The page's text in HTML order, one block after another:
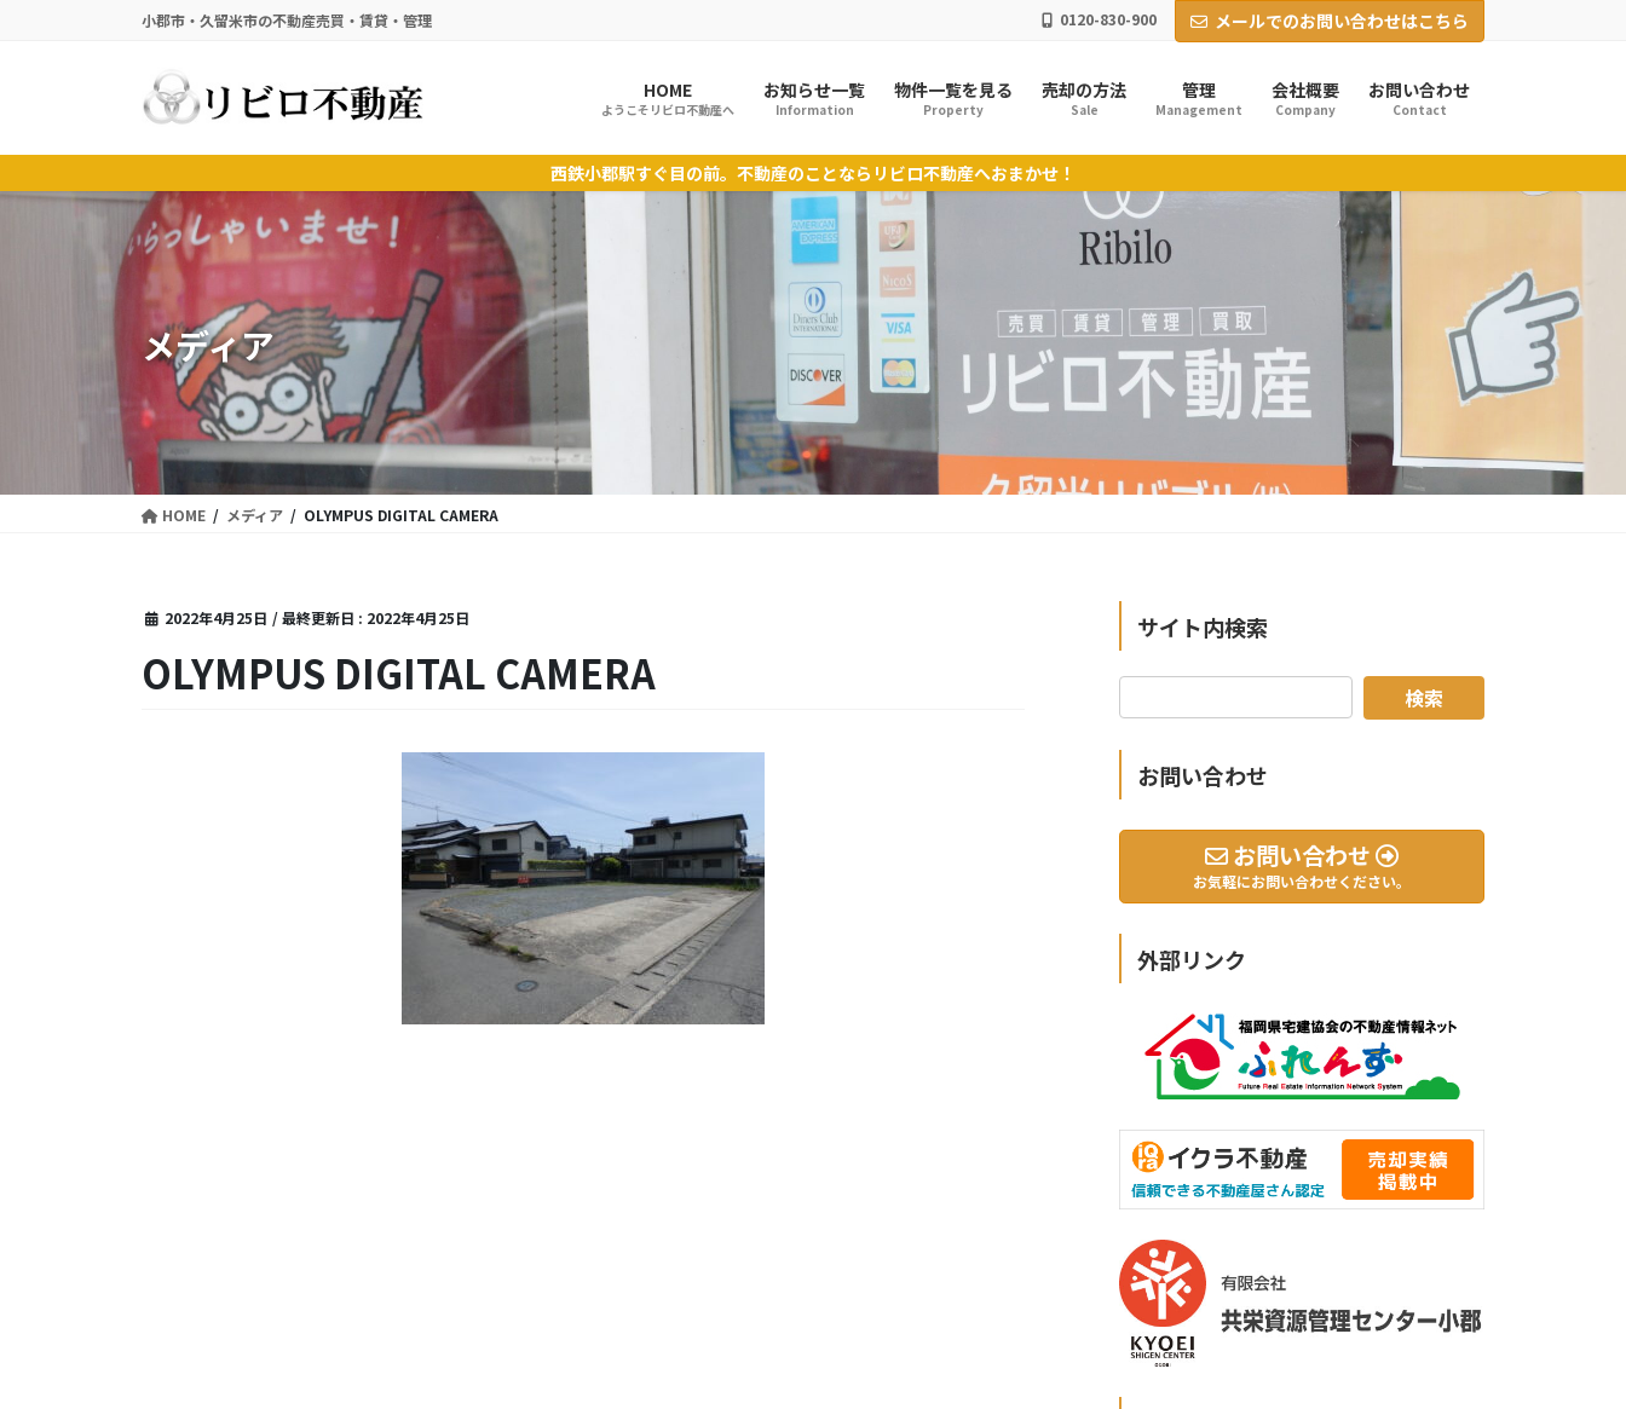
に
移
ョ
ン
小郡市・久留米市の不動産売買・賃貸・管理 0120-830-900 メールでのお問い合わせはこちら
HOME
ようこそリビロ不動産へ
お知らせ一覧
Information
物件一覧を見る
Property
売却の方法
Sale
管理
Management
会社概要
Company
お問い合わせ
Contact
西鉄小郡駅すぐ目の前。不動産のことならリビロ不動産へおまかせ！
メディア
HOME メディア OLYMPUS DIGITAL CAMERA
2022年4月25日 / 最終更新日 : 2022年4月25日
OLYMPUS DIGITAL CAMERA
サイト内検索
お問い合わせ
お問い合わせ
お気軽にお問い合わせください。
外部リンク